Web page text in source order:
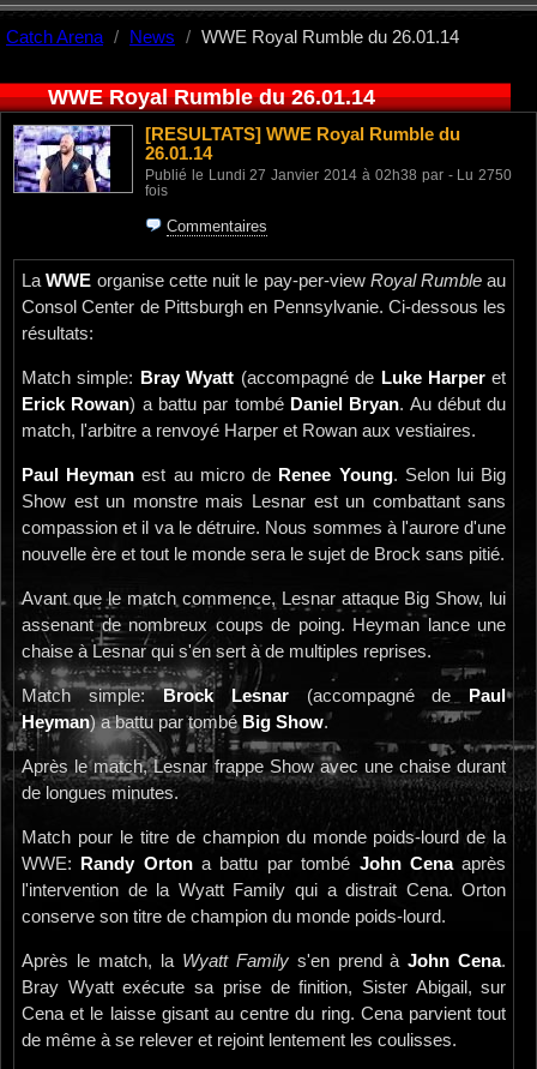
Catch Arena News WWE Royal Rumble du 26.01.14
WWE Royal Rumble du 26.01.14
[RESULTATS] WWE Royal Rumble du
26.01.14
Publié le Lundi 27 Janvier 2014 à 02h38 par - Lu 2750
fois
Commentaires
LaWWE organise cette nuit le pay-per-view Royal Rumble au
Consol Center de Pittsburgh en Pennsylvanie. Ci-dessous les
résultats:
Match simple: Bray Wyatt (accompagné de Luke Harperet
Erick Rowan) a battu par tombé Daniel Bryan. Au début du
match, l'arbitre a renvoyé Harper et Rowan aux vestiaires.
Paul Heyman est au micro de Renee Young. Selon lui Big
Show est un monstre mais Lesnar est un combattant sans
compassion et il va le détruire. Nous sommes à l'aurore d'une
nouvelle ère et tout le monde sera le sujet de Brock sans pitié.
Avant que le match commence, Lesnar attaque Big Show, lui
assenant de nombreux coups de poing. Heyman lance une
chaise à Lesnar qui s'en sert à de multiples reprises.
Match simple:Brock Lesnar(accompagné de
Paul
Heyman) a battu par tombé Big Show.
Après le match, Lesnar frappe Show avec une chaise durant
de longues minutes.
Match pour le titre de champion du monde poids-lourd de la
WWE:
Randy Ortona battu par tombé John Cenaaprès
l'intervention de la Wyatt Family qui a distrait Cena. Orton
conserve son titre de champion du monde poids-lourd.
Après le match, la Wyatt Familys'en prend àJohn Cena.
Bray Wyatt exécute sa prise de finition, Sister Abigail, sur
Cena et le laisse gisant au centre du ring. Cena parvient tout
de même à se relever et rejoint lentement les coulisses.